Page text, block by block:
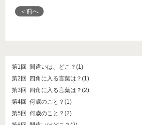
＜前へ
第1回 間違いは、どこ？(1)
第2回 四角に入る言葉は？(1)
第3回 四角に入る言葉は？(2)
第4回 何歳のこと？(1)
第5回 何歳のこと？(2)